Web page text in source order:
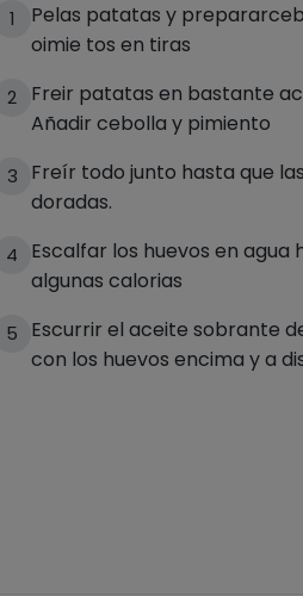
1
Pelas patatas y
oimie tos en tiras
2
Freir patatas en bastante
Añadir cebolla y pimiento
3
Freír todo junto hasta que
doradas.
4
Escalfar los huevos en agua
algunas calorias
5
Escurrir el aceite sobrante
con los huevos encima y a